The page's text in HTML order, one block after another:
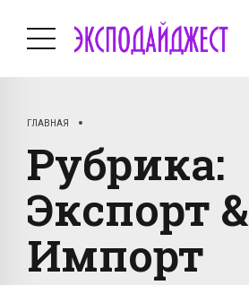
ГЛАВНАЯ
Рубрика:
Экспорт &
Импорт